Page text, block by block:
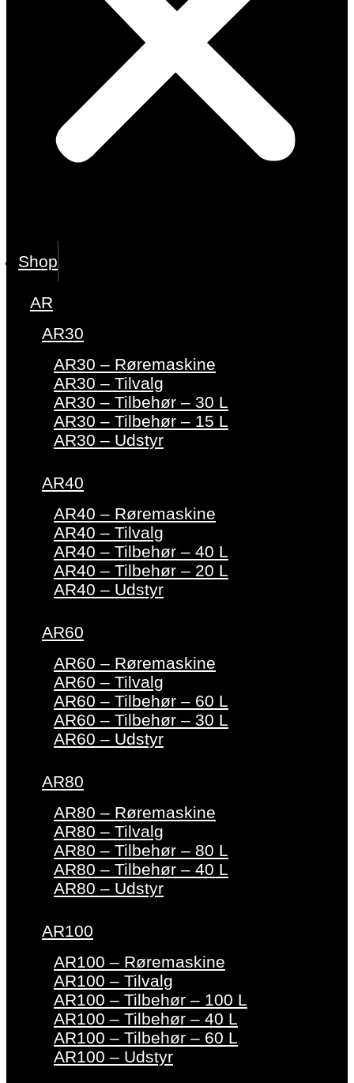
Shop
AR
AR30
AR30 – Røremaskine
AR30 – Tilvalg
AR30 – Tilbehør – 30 L
AR30 – Tilbehør – 15 L
AR30 – Udstyr
AR40
AR40 – Røremaskine
AR40 – Tilvalg
AR40 – Tilbehør – 40 L
AR40 – Tilbehør – 20 L
AR40 – Udstyr
AR60
AR60 – Røremaskine
AR60 – Tilvalg
AR60 – Tilbehør – 60 L
AR60 – Tilbehør – 30 L
AR60 – Udstyr
AR80
AR80 – Røremaskine
AR80 – Tilvalg
AR80 – Tilbehør – 80 L
AR80 – Tilbehør – 40 L
AR80 – Udstyr
AR100
AR100 – Røremaskine
AR100 – Tilvalg
AR100 – Tilbehør – 100 L
AR100 – Tilbehør – 40 L
AR100 – Tilbehør – 60 L
AR100 – Udstyr